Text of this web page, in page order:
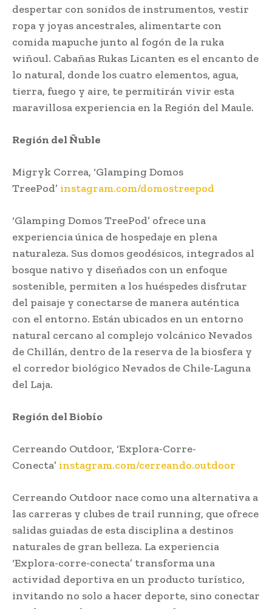
despertar con sonidos de instrumentos, vestir
ropa y joyas ancestrales, alimentarte con
comida mapuche junto al fogón de la ruka
wiñoul. Cabañas Rukas Licanten es el encanto de
lo natural, donde los cuatro elementos, agua,
tierra, fuego y aire, te permitirán vivir esta
maravillosa experiencia en la Región del Maule.
Región del Ñuble
Migryk Correa, ‘Glamping Domos
TreePod’ instagram.com/domostreepod
‘Glamping Domos TreePod’ ofrece una
experiencia única de hospedaje en plena
naturaleza. Sus domos geodésicos, integrados al
bosque nativo y diseñados con un enfoque
sostenible, permiten a los huéspedes disfrutar
del paisaje y conectarse de manera auténtica
con el entorno. Están ubicados en un entorno
natural cercano al complejo volcánico Nevados
de Chillán, dentro de la reserva de la biosfera y
el corredor biológico Nevados de Chile-Laguna
del Laja.
Región del Biobío
Cerreando Outdoor, ‘Explora-Corre-
Conecta’ instagram.com/cerreando.outdoor
Cerreando Outdoor nace como una alternativa a
las carreras y clubes de trail running, que ofrece
salidas guiadas de esta disciplina a destinos
naturales de gran belleza. La experiencia
‘Explora-corre-conecta’ transforma una
actividad deportiva en un producto turístico,
invitando no solo a hacer deporte, sino conectar